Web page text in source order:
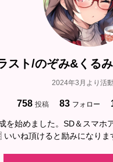
スト/のぞみ&くる
2024年3月より活
758 投稿 83 フォロー
を始めました。SD＆スマホ
いいね頂けると励みになりま